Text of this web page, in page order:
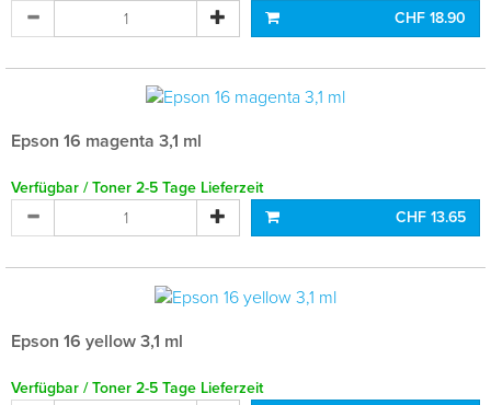
CHF 18.90
Epson 16 magenta 3,1 ml
Verfügbar / Toner 2-5 Tage Lieferzeit
CHF 13.65
Epson 16 yellow 3,1 ml
Verfügbar / Toner 2-5 Tage Lieferzeit